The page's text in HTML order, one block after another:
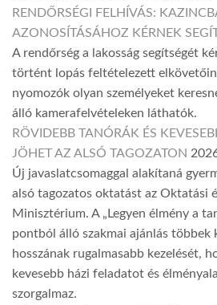
RENDŐRSÉGI FELHÍVÁS:
AZONOSÍTÁSÁHOZ KÉRNEK
A rendőrség a lakosság segítségét
történt lopás feltételezett
nyomozók olyan személyeket
álló kamerafelvételeken láthatók.
RÖVIDEBB TANÓRÁK ÉS
JÖHET AZ ALSÓ TAGOZATON
Új javaslatcsomaggal alakítaná
alsó tagozatos oktatást az Oktatási
Minisztérium. A „Legyen élmény a
pontból álló szakmai ajánlás többek
hosszának rugalmasabb kezelését,
kevesebb házi feladatot és
szorgalmaz.